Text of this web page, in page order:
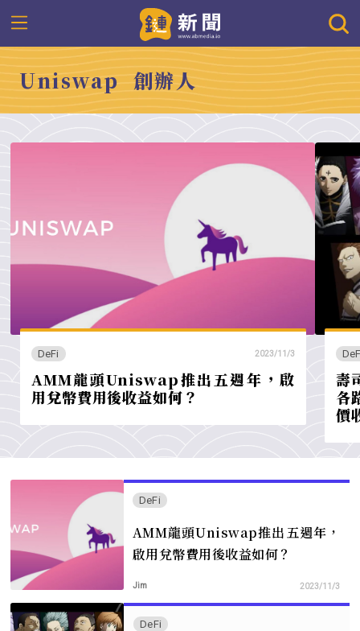
Uniswap 創辦人
DeFi 2023/11/3
AMM龍頭Uniswap推出五週年，啟
用兌幣費用後收益如何？
壽
各
價
DeFi
AMM龍頭Uniswap推出五週年，
啟用兌幣費用後收益如何？
Jim 2023/11/3
DeFi